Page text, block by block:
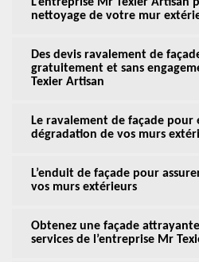
nettoyage de votre mur
Des devis ravalement de
gratuitement et sans
Texier Artisan
Le ravalement de façade pour
dégradation de vos murs
L’enduit de façade pour
vos murs extérieurs
Obtenez une façade
services de l’entreprise Mr